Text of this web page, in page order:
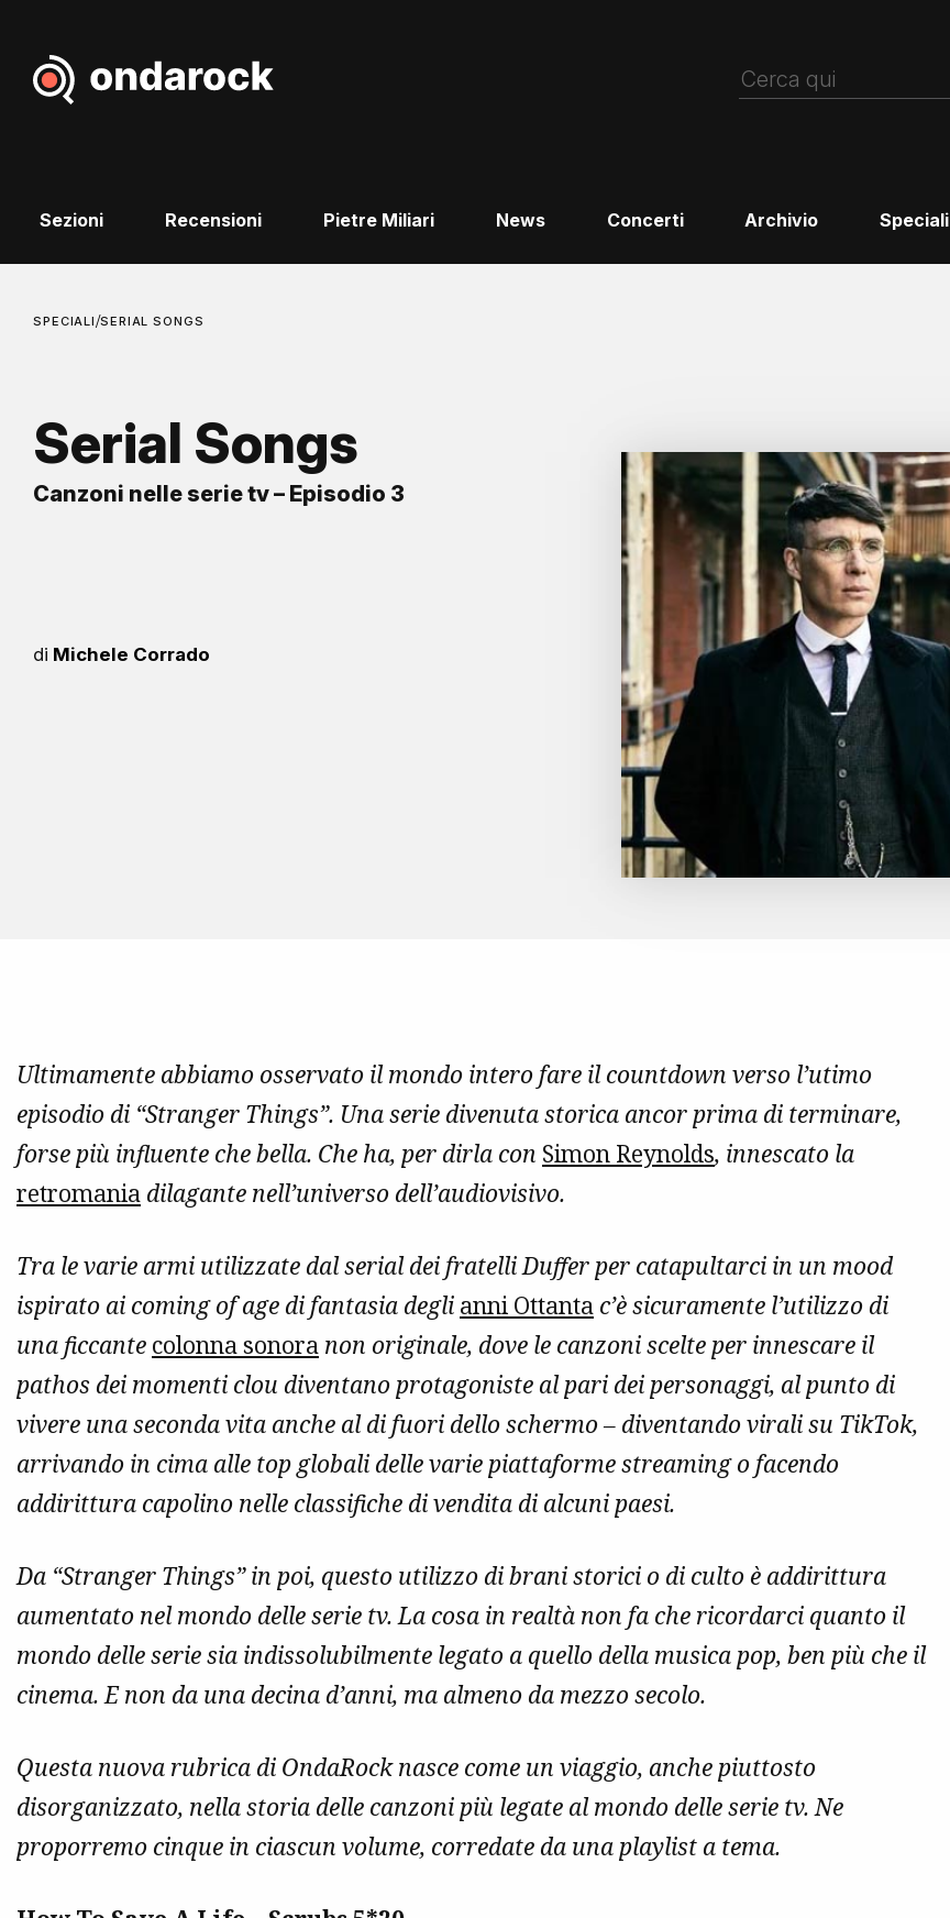
Sezioni Recensioni Pietre Miliari News Concerti Archivio Speciali
SPECIALI/SERIAL SONGS
Serial Songs
Canzoni nelle serie tv – Episodio 3
di Michele Corrado
Ultimamente abbiamo osservato il mondo intero fare il countdown verso l’utimo
episodio di “Stranger Things”. Una serie divenuta storica ancor prima di terminare,
forse più influente che bella. Che ha, per dirla con Simon Reynolds, innescato la
retromania dilagante nell’universo dell’audiovisivo.
Tra le varie armi utilizzate dal serial dei fratelli Duffer per catapultarci in un mood
ispirato ai coming of age di fantasia degli anni Ottanta c’è sicuramente l’utilizzo di
una ficcante colonna sonora non originale, dove le canzoni scelte per innescare il
pathos dei momenti clou diventano protagoniste al pari dei personaggi, al punto di
vivere una seconda vita anche al di fuori dello schermo – diventando virali su TikTok,
arrivando in cima alle top globali delle varie piattaforme streaming o facendo
addirittura capolino nelle classifiche di vendita di alcuni paesi.
Da “Stranger Things” in poi, questo utilizzo di brani storici o di culto è addirittura
aumentato nel mondo delle serie tv. La cosa in realtà non fa che ricordarci quanto il
mondo delle serie sia indissolubilmente legato a quello della musica pop, ben più che il
cinema. E non da una decina d’anni, ma almeno da mezzo secolo.
Questa nuova rubrica di OndaRock nasce come un viaggio, anche piuttosto
disorganizzato, nella storia delle canzoni più legate al mondo delle serie tv. Ne
proporremo cinque in ciascun volume, corredate da una playlist a tema.